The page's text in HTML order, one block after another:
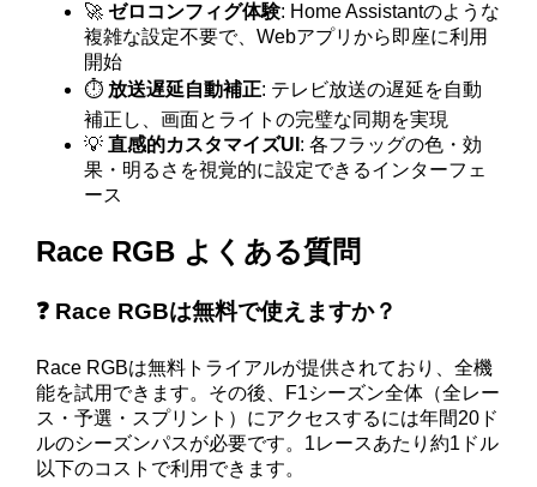
🚀ゼロコンフィグ体験: Home Assistantのような
複雑な設定不要で、Webアプリから即座に利用
開始
⏱️ 放送遅延自動補正: テレビ放送の遅延を自動
補正し、画面とライトの完璧な同期を実現
💡直感的カスタマイズUI : 各フラッグの色・効
果・明るさを視覚的に設定できるインターフェ
ース
Race RGB よくある質問
❓ Race RGBは無料で使えますか？
Race RGBは無料トライアルが提供されており、全機
能を試用できます。その後、F1シーズン全体（全レー
ス・予選・スプリント）にアクセスするには年間20ド
ルのシーズンパスが必要です。1レースあたり約1ドル
以下のコストで利用できます。